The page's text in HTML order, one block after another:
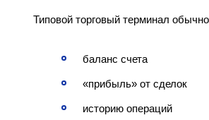
Типовой торговый терминал
баланс счета
«прибыль» от сделок
историю операций